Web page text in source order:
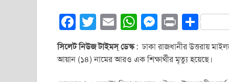
F
a
c
T
wi
tt
E
m
ail
W
at
M
e
ss
Pr
in
t
S
h
ar
সিলেট নিউজ টাইমস্ ডেস্ক: ঢাকা রাজধানীর উত্তরায়
আয়ান (১৪) নামের আরও এক শিক্ষার্থীর মৃত্যু হয়েছে।